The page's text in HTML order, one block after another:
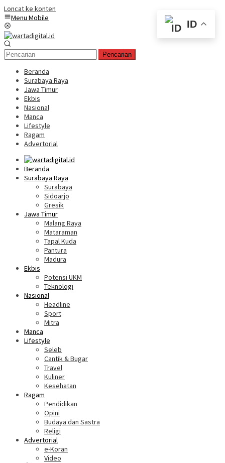
Loncat ke konten
Menu Mobile
Pencarian
Beranda
Surabaya Raya
Jawa Timur
Ekbis
Nasional
Manca
Lifestyle
Ragam
Advertorial
Beranda
Surabaya Raya
Surabaya
Sidoarjo
Gresik
Jawa Timur
Malang Raya
Mataraman
Tapal Kuda
Pantura
Madura
Ekbis
Potensi UKM
Teknologi
Nasional
Headline
Sport
Mitra
Manca
Lifestyle
Seleb
Cantik & Bugar
Travel
Kuliner
Kesehatan
Ragam
Pendidikan
Opini
Budaya dan Sastra
Religi
Advertorial
e-Koran
Video
ID